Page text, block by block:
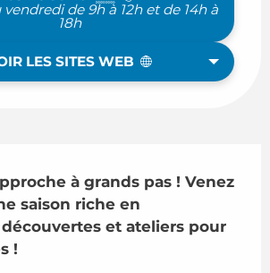
de 9h à 12h et de 14h à
18h
LES SITES WEB
à grands pas ! Venez
saison riche en
et ateliers pour
!